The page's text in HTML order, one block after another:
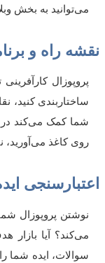
می‌توانید به بخش
نقشه راه و
پروپوزال
ساختاربندی کنید،
شما کمک می‌کند در
روی کاغذ می‌آورید،
اعتبارسنجی
نوشتن پروپوزال
می‌کند؟ آیا بازار
سوالات، ایده شما